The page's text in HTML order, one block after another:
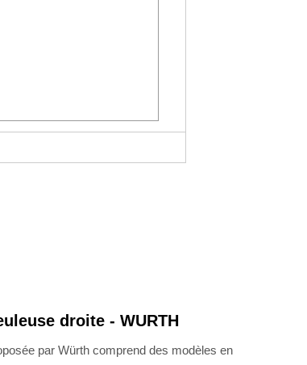
droite - WURTH
par Würth comprend des modèles en